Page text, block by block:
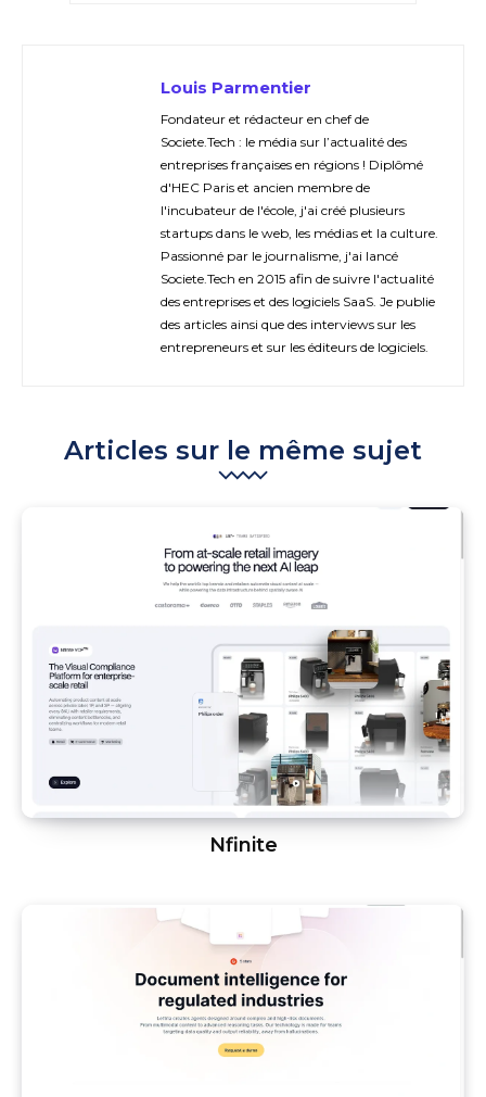
Louis Parmentier
Fondateur et rédacteur en chef de
Societe.Tech : le média sur l’actualité des
entreprises françaises en régions ! Diplômé
d'HEC Paris et ancien membre de
l'incubateur de l'école, j'ai créé plusieurs
startups dans le web, les médias et la culture.
Passionné par le journalisme, j'ai lancé
Societe.Tech en 2015 afin de suivre l'actualité
des entreprises et des logiciels SaaS. Je publie
des articles ainsi que des interviews sur les
entrepreneurs et sur les éditeurs de logiciels.
Articles sur le même sujet
Nfinite